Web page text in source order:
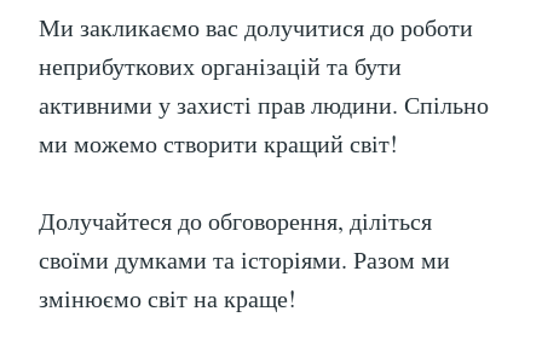
Ми закликаємо вас долучитися до роботи
неприбуткових організацій та бути
активними у захисті прав людини. Спільно
ми можемо створити кращий світ!
Долучайтеся до обговорення, діліться
своїми думками та історіями. Разом ми
змінюємо світ на краще!